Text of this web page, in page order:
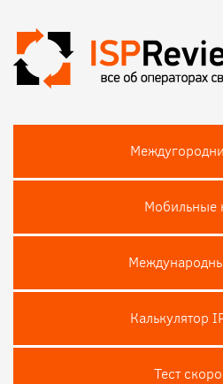
Мобильные
Калькулятор
Тест